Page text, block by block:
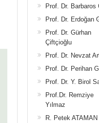
Prof. Dr. Barbaros
Prof. Dr. Erdoğan
Prof. Dr. Gürhan
Çiftçioğlu
Prof. Dr. Nevzat
Prof. Dr. Perihan
Prof. Dr. Y. Birol
Prof.Dr. Remziye
Yılmaz
R. Petek ATAMAN